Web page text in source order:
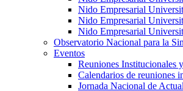
Nido Empresarial
Nido Empresarial
Nido Empresarial
Observatorio Nacional para la
Eventos
Reuniones Institucionales
Calendarios de reuniones
Jornada Nacional de